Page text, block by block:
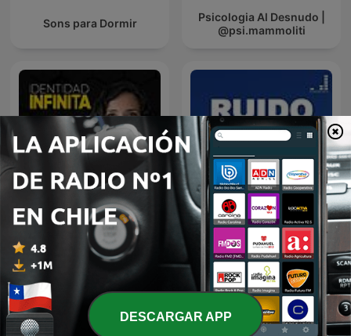
Sons para Dormir
Psicologia Al Desnudo |
@psi.mammoliti
Identidad Infinita Ruido Blanco
DESCARGAR APP